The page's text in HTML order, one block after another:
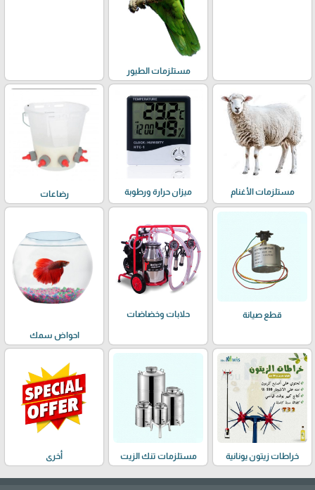
مستلزمات الطيور
مستلزمات الأغنام ميزان حرارة ورطوبة رضاعات
قطع صيانة حلابات وخضاضات
احواض سمك
خراطات زيتون يونانية مستلزمات تنك الزيت أخرى